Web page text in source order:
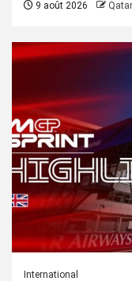
9 août 2026
International